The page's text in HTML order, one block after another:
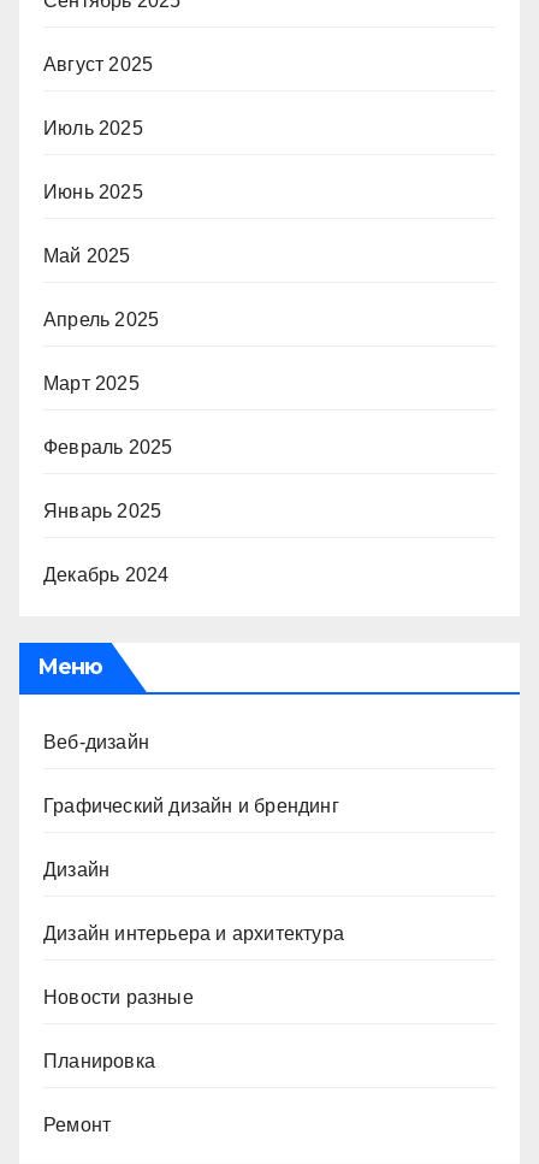
Август 2025
Июль 2025
Июнь 2025
Май 2025
Апрель 2025
Март 2025
Февраль 2025
Январь 2025
Декабрь 2024
Меню
Веб-дизайн
Графический дизайн и брендинг
Дизайн
Дизайн интерьера и архитектура
Новости разные
Планировка
Ремонт